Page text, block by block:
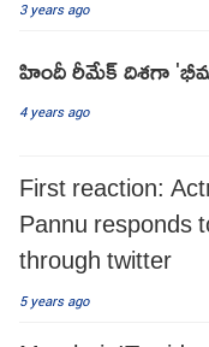
3 years ago
హిందీ రీమేక్ దిశగా
4 years ago
First reaction:
Pannu responds
through twitter
5 years ago